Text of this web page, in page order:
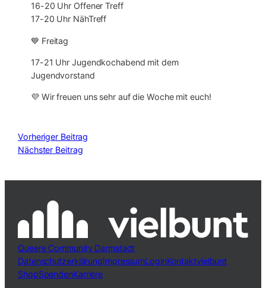
16-20 Uhr Offener Treff
17-20 Uhr NähTreff
💙 Freitag
17-21 Uhr Jugendkochabend mit dem
Jugendvorstand
💜 Wir freuen uns sehr auf die Woche mit euch!
Vorheriger Beitrag
Nächster Beitrag
Queere Community Darmstadt
DatenschutzerklärungImpressumLoginKontaktvielbunt
ShopSpendenKarriere